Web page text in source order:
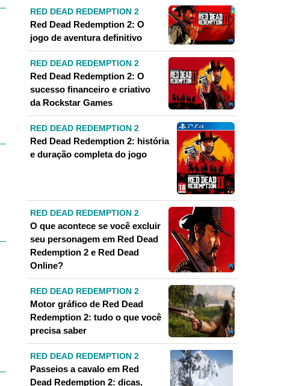
RED DEAD REDEMPTION 2
Red Dead Redemption 2: O
jogo de aventura definitivo
RED DEAD REDEMPTION 2
Red Dead Redemption 2: O
sucesso financeiro e criativo
da Rockstar Games
RED DEAD REDEMPTION 2
Red Dead Redemption 2: história
e duração completa do jogo
RED DEAD REDEMPTION 2
O que acontece se você excluir
seu personagem em Red Dead
Redemption 2 e Red Dead
Online?
RED DEAD REDEMPTION 2
Motor gráfico de Red Dead
Redemption 2: tudo o que você
precisa saber
RED DEAD REDEMPTION 2
Passeios a cavalo em Red
Dead Redemption 2: dicas,